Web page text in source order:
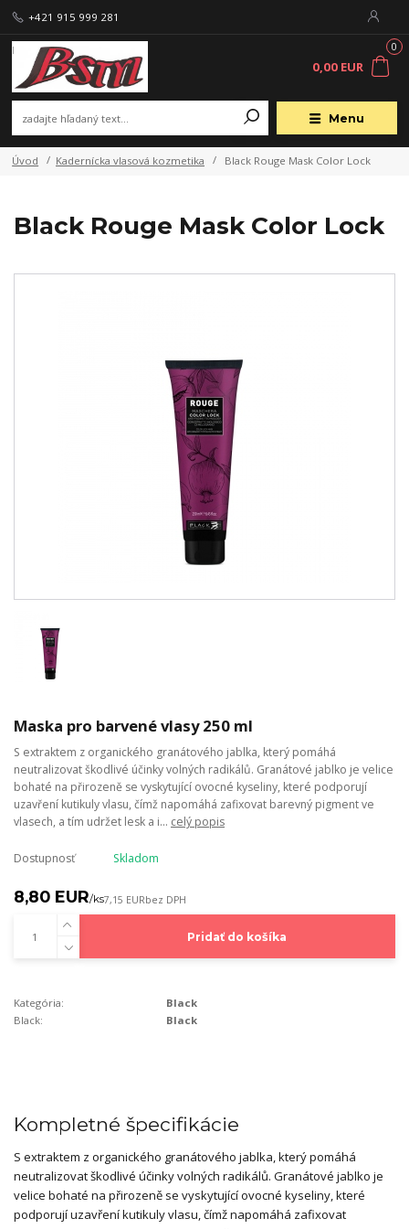
Menu
+421 915 999 281
0
0,00 EUR
Úvod Kadernícka vlasová kozmetika Black Rouge Mask Color Lock
Black Rouge Mask Color Lock
Maska pro barvené vlasy 250 ml
S extraktem z organického granátového jablka, který pomáhá
neutralizovat škodlivé účinky volných radikálů. Granátové jablko je velice
bohaté na přirozeně se vyskytující ovocné kyseliny, které podporují
uzavření kutikuly vlasu, čímž napomáhá zafixovat barevný pigment ve
vlasech, a tím udržet lesk a i... celý popis
Dostupnosť Skladom
8,80 EUR/ks7,15 EURbez DPH
Pridať do košíka
Kategória:
Black
Black:
Black
Kompletné špecifikácie
S extraktem z organického granátového jablka, který pomáhá
neutralizovat škodlivé účinky volných radikálů. Granátové jablko je
velice bohaté na přirozeně se vyskytující ovocné kyseliny, které
podporují uzavření kutikuly vlasu, čímž napomáhá zafixovat